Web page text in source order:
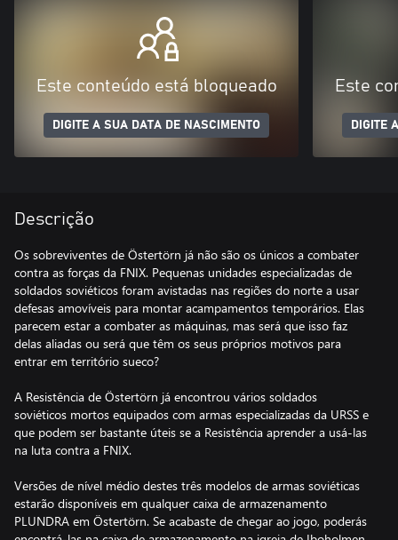
Este conteúdo está bloqueado
DIGITE A SUA DATA DE NASCIMENTO
Este
DIGITE
Descrição
Os sobreviventes de Östertörn já não são os únicos a combater
contra as forças da FNIX. Pequenas unidades especializadas de
soldados soviéticos foram avistadas nas regiões do norte a usar
defesas amovíveis para montar acampamentos temporários. Elas
parecem estar a combater as máquinas, mas será que isso faz
delas aliadas ou será que têm os seus próprios motivos para
entrar em território sueco?
A Resistência de Östertörn já encontrou vários soldados
soviéticos mortos equipados com armas especializadas da URSS e
que podem ser bastante úteis se a Resistência aprender a usá-las
na luta contra a FNIX.
Versões de nível médio destes três modelos de armas soviéticas
estarão disponíveis em qualquer caixa de armazenamento
PLUNDRA em Östertörn. Se acabaste de chegar ao jogo, poderás